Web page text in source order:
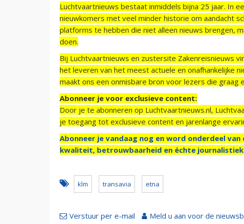
Luchtvaartnieuws bestaat inmiddels bijna 25 jaar. In
nieuwkomers met veel minder historie om aandacht
platforms te hebben die niet alleen nieuws brengen,
doen.
Bij Luchtvaartnieuws en zustersite Zakenreisnieuws
het leveren van het meest actuele en onafhankelijke
maakt ons een onmisbare bron voor lezers die graag
Abonneer je voor exclusieve content:
Door je te abonneren op Luchtvaartnieuws.nl,
je toegang tot exclusieve content en jarenlange
Abonneer je vandaag nog en word onderdeel
kwaliteit, betrouwbaarheid en échte
klm transavia etna
Verstuur per e-mail Meld u aan voor de